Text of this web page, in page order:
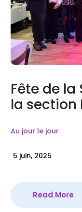
Fête de
la section
Au jour le jour
5 juin, 2025
Read More